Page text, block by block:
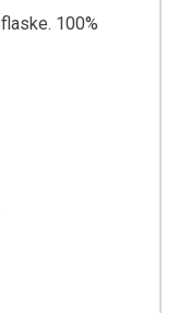
100%